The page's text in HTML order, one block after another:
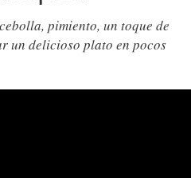
pimiento, un toque de
un delicioso plato en pocos